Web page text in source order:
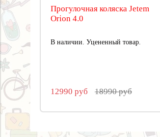
Прогулочная коляска Jetem
Orion 4.0
В наличии. Уцененный товар.
12990 руб 18990 руб